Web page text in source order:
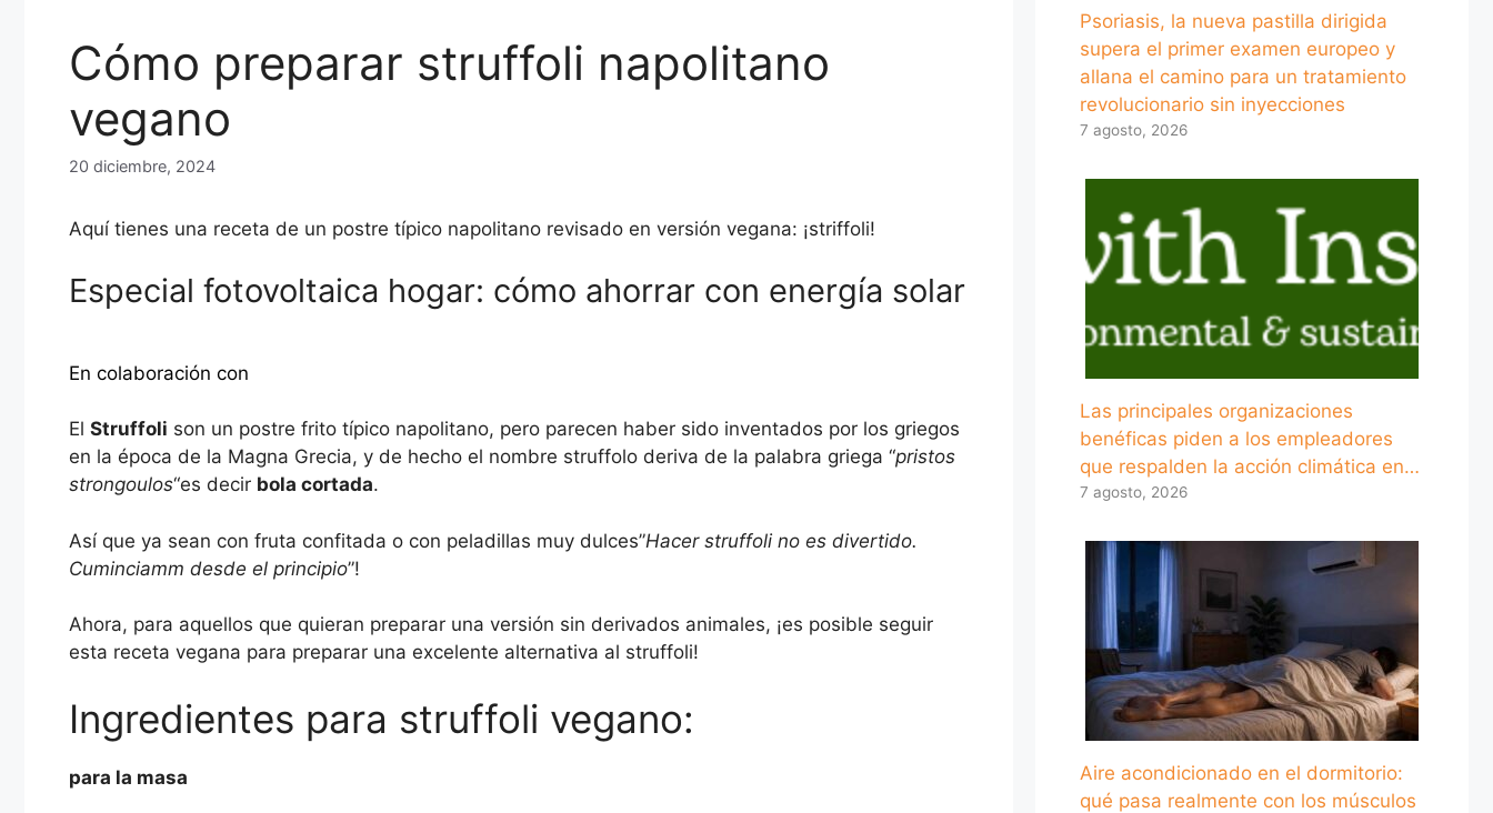
Cómo preparar struffoli napolitano
vegano
20 diciembre, 2024
Aquí tienes una receta de un postre típico napolitano revisado en versión vegana: ¡striffoli!
Especial fotovoltaica hogar: cómo ahorrar con energía solar
En colaboración con
El Struffoli son un postre frito típico napolitano, pero parecen haber sido inventados por los griegos
en la época de la Magna Grecia, y de hecho el nombre struffolo deriva de la palabra griega “pristos
strongoulos“es decir bola cortada.
Así que ya sean con fruta confitada o con peladillas muy dulces”Hacer struffoli no es divertido.
Cuminciamm desde el principio”!
Ahora, para aquellos que quieran preparar una versión sin derivados animales, ¡es posible seguir
esta receta vegana para preparar una excelente alternativa al struffoli!
Ingredientes para struffoli vegano:
para la masa
Psoriasis, la nueva pastilla dirigida
supera el primer examen europeo y
allana el camino para un tratamiento
revolucionario sin inyecciones
7 agosto, 2026
Las principales organizaciones
benéficas piden a los empleadores
que respalden la acción climática en…
7 agosto, 2026
Aire acondicionado en el dormitorio:
qué pasa realmente con los músculos